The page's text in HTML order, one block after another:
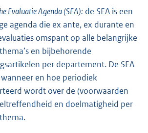
Evaluatie Agenda (SEA): de SEA is een
agenda die ex ante, ex durante en
omspant op alle belangrijke
en bijbehorende
per departement. De SEA
en hoe periodiek
wordt over de (voorwaarden
en doelmatigheid per